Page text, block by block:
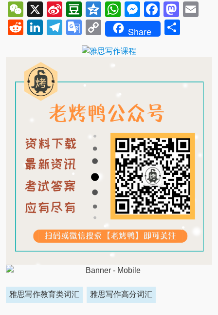
WeChat
X
Sina
Weibo
Douban
QzoneWhatsApp
Messenger
RedditLinkedIn
Telegram
Google
Translate
Copy
Link
Share
雅思写作教育类词汇 雅思写作高分词汇